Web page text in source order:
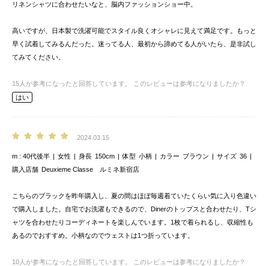
リネンシャツに合わせたいなと、脳内ファッションショー中。
高いですが、日本製で洗濯可能でスタイル良くオシャレに見えて満足です。もっと
早く試着してみるんだった。迷ってる人、最初から諦めてる人がいたら、是非試し
てみてください。
15 人が参考になったと回答しています。
このレビューは参考になりましたか？
はい
2024.03.15
m 40代後半 女性 身長 150cm 体型 小柄 カラー ブラウン サイズ 36
購入店舗 Deuxieme Classe ルミネ新宿店
こちらのブラックを昨年購入し、夏の間はほぼ毎週着ていたくらい気に入り色違い
で購入しました。自宅でお洗濯もできるので、Dinerのトップスと合わせたり、Tシ
ャツを合わせたりコーディネートを楽しんでいます。1枚で着られるし、収縮性も
あるのでおすすめ。小柄なのでウェストは1つ折っています。
10 人が参考になったと回答しています。
このレビューは参考になりましたか？